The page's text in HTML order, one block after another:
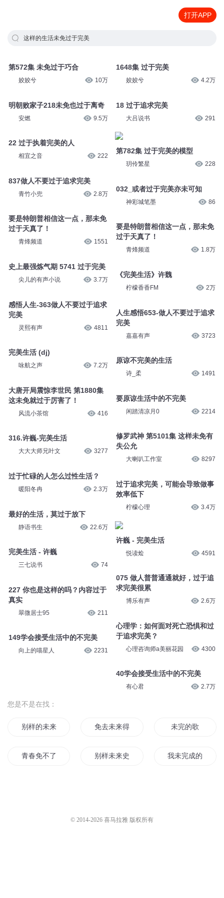
打开APP
这样的生活未免过于完美
第572集 未免过于巧合
姣姣兮 10万
明朝败家子218未免也过于离奇
安燃 9.5万
22 过于执着完美的人
相宜之音 222
837做人不要过于追求完美
青竹小兜 2.8万
要是特朗普相信这一点，那未免
过于天真了！
青烽频道 1551
史上最强炼气期 5741 过于完美
尖儿的有声小说 3.7万
感悟人生-363做人不要过于追求
完美
灵熙有声 4811
完美生活 (dj)
咏航之声 7.2万
大唐开局震惊李世民 第1880集
这未免就过于厉害了！
风流小茶馆 416
316.许巍-完美生活
大大大师兄叶文 3277
过于忙碌的人怎么过性生活？
暖阳冬冉 2.3万
最好的生活，莫过于放下
静语书生 22.6万
完美生活 - 许巍
三七说书 74
227 你也是这样的吗？内容过于
真实
翠微居士95 211
149学会接受生活中的不完美
向上的喵星人 2231
1648集 过于完美
姣姣兮 4.2万
18 过于追求完美
大吕说书 291
第782集 过于完美的模型
玥伶繁星 228
032_或者过于完美亦未可知
神彩城笔墨 86
要是特朗普相信这一点，那未免
过于天真了！
青烽频道 1.8万
《完美生活》许魏
柠檬香香FM 2万
人生感悟653-做人不要过于追求
完美
嘉嘉有声 3723
原谅不完美的生活
诗_柔 1491
要原谅生活中的不完美
闲踏清凉月0 2214
修罗武神 第5101集 这样未免有
失公允
大喇叭工作室 8297
过于追求完美，可能会导致做事
效率低下
柠檬心理 3.4万
许巍 - 完美生活
悦读烩 4591
075 做人普普通通就好，过于追
求完美很累
博乐有声 2.6万
心理学：如何面对死亡恐惧和过
于追求完美？
心理咨询师a美丽花园 4300
40学会接受生活中的不完美
有心君 2.7万
您是不是在找：
别样的未来 免去未来得而复失的难捱未完的歌
青春免不了犯二 别样未来史 我未完成的世界
© 2014-2026 喜马拉雅 版权所有